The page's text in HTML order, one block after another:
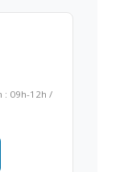
: 09h-12h /